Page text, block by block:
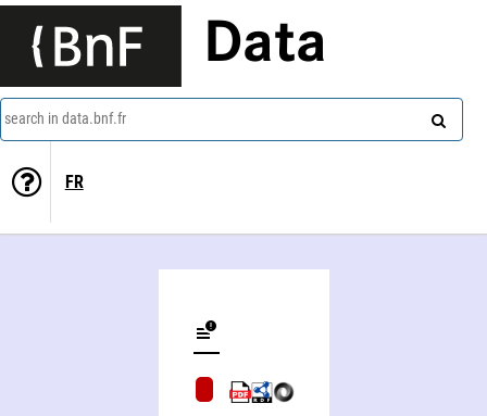
Data
search in data.bnf.fr
FR